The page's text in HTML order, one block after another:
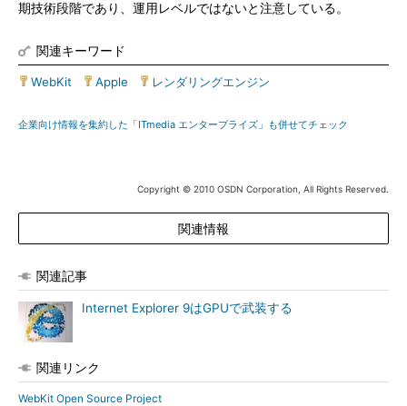
期技術段階であり、運用レベルではないと注意している。
関連キーワード
WebKit Apple レンダリングエンジン
企業向け情報を集約した「ITmedia エンタープライズ」も併せてチェック
Copyright © 2010 OSDN Corporation, All Rights Reserved.
関連情報
関連記事
Internet Explorer 9はGPUで武装する
関連リンク
WebKit Open Source Project